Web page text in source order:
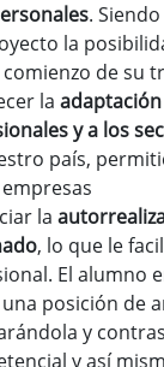
.
la
comienzo de su
la
y a los
país,
la
, lo que le
El alumno
posición de
y
y así